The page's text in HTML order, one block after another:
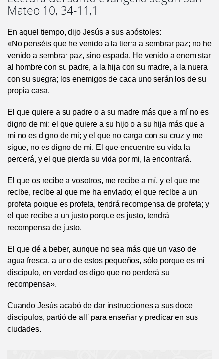
Mateo 10, 34-11,1
En aquel tiempo, dijo Jesús a sus apóstoles:
«No penséis que he venido a la tierra a sembrar paz; no he
venido a sembrar paz, sino espada. He venido a enemistar
al hombre con su padre, a la hija con su madre, a la nuera
con su suegra; los enemigos de cada uno serán los de su
propia casa.
El que quiere a su padre o a su madre más que a mí no es
digno de mi; el que quiere a su hijo o a su hija más que a
mi no es digno de mi; y el que no carga con su cruz y me
sigue, no es digno de mi. El que encuentre su vida la
perderá, y el que pierda su vida por mi, la encontrará.
El que os recibe a vosotros, me recibe a mí, y el que me
recibe, recibe al que me ha enviado; el que recibe a un
profeta porque es profeta, tendrá recompensa de profeta; y
el que recibe a un justo porque es justo, tendrá
recompensa de justo.
El que dé a beber, aunque no sea más que un vaso de
agua fresca, a uno de estos pequeños, sólo porque es mi
discípulo, en verdad os digo que no perderá su
recompensa».
Cuando Jesús acabó de dar instrucciones a sus doce
discípulos, partió de allí para enseñar y predicar en sus
ciudades.